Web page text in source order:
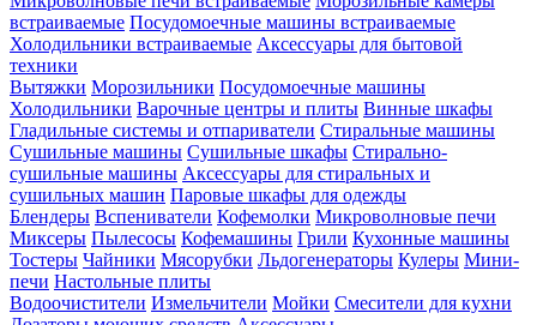
встраиваемые Посудомоечные машины встраиваемые
Холодильники встраиваемые Аксессуары для бытовой
техники
Вытяжки Морозильники Посудомоечные машины
Холодильники Варочные центры и плиты Винные шкафы
Гладильные системы и отпариватели Стиральные машины
Сушильные машины Сушильные шкафы Стирально-
сушильные машины Аксессуары для стиральных и
сушильных машин Паровые шкафы для одежды
Блендеры Вспениватели Кофемолки Микроволновые печи
Миксеры Пылесосы Кофемашины Грили Кухонные машины
Тостеры Чайники Мясорубки Льдогенераторы Кулеры Мини-
печи Настольные плиты
Водоочистители Измельчители Мойки Смесители для кухни